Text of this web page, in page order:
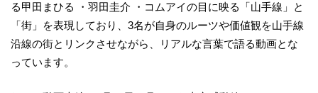
る甲田まひる ・羽田圭介 ・コムアイの目に映る「山手線」と
「街」を表現しており、3名が自身のルーツや価値観を山手線
沿線の街とリンクさせながら、リアルな言葉で語る動画とな
っています。